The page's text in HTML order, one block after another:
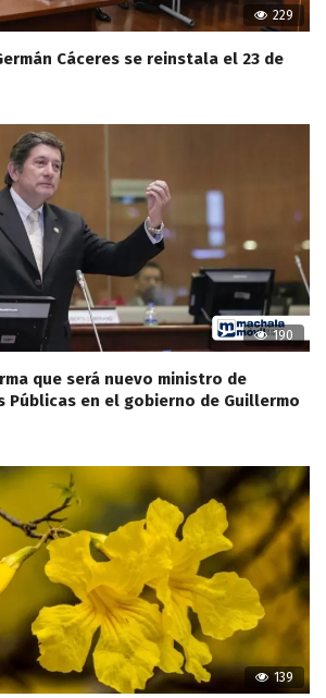
229
Cáceres se reinstala el 23 de
190
que será nuevo ministro de
Públicas en el gobierno de Guillermo
139